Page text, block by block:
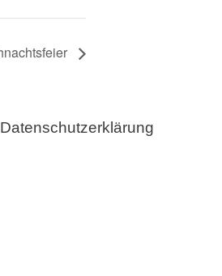
Datenschutzerklärung